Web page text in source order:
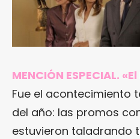
MENCIÓN ESPECIAL.
Fue el acontecimiento
del año: las promos
estuvieron taladrando